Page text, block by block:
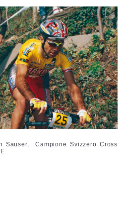
Sauser, Campione Svizzero Cross